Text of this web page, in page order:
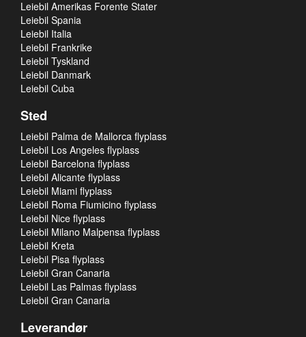
Leiebil Amerikas Forente Stater
Leiebil Spania
Leiebil Italia
Leiebil Frankrike
Leiebil Tyskland
Leiebil Danmark
Leiebil Cuba
Sted
Leiebil Palma de Mallorca flyplass
Leiebil Los Angeles flyplass
Leiebil Barcelona flyplass
Leiebil Alicante flyplass
Leiebil Miami flyplass
Leiebil Roma Fiumicino flyplass
Leiebil Nice flyplass
Leiebil Milano Malpensa flyplass
Leiebil Kreta
Leiebil Pisa flyplass
Leiebil Gran Canaria
Leiebil Las Palmas flyplass
Leiebil Gran Canaria
Leverandør